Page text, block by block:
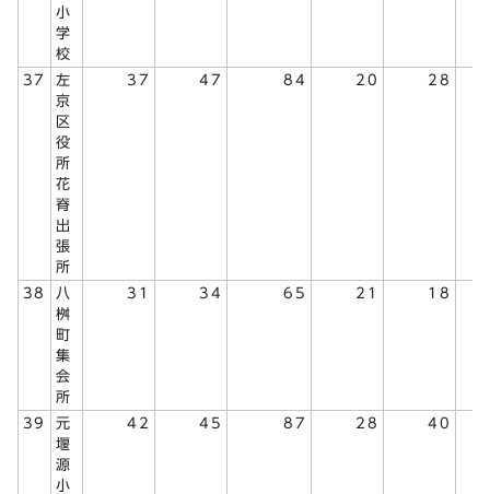
小
学
校
37
左
京
区
役
所
花
脊
出
張
所
37 47 84 20 28
38
八
桝
町
集
会
所
31 34 65 21 18
39
元
堰
源
小
42 45 87 28 40